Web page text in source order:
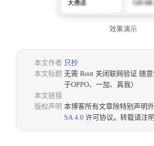
效果演示
本文作者 只抄
本文标题 无需 Root 关闭联网验证 随
于OPPO、一加、真我）
本文链接
版权声明 本博客所有文章除特别声明
SA 4.0 许可协议。转载请注明